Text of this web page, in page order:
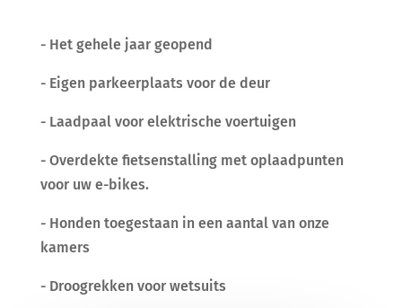
- Het gehele jaar geopend
- Eigen parkeerplaats voor de deur
- Laadpaal voor elektrische voertuigen
- Overdekte fietsenstalling met oplaadpunten
voor uw e-bikes.
- Honden toegestaan in een aantal van onze
kamers
- Droogrekken voor wetsuits